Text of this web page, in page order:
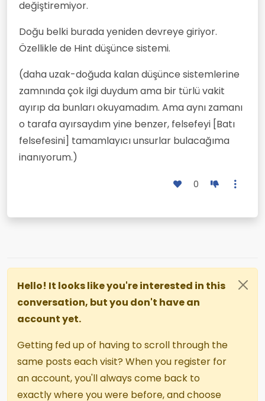
değiştiremiyor.
Doğu belki burada yeniden devreye giriyor.
Özellikle de Hint düşünce sistemi.
(daha uzak-doğuda kalan düşünce sistemlerine
zamnında çok ilgi duydum ama bir türlü vakit
ayırıp da bunları okuyamadım. Ama aynı zamanı
o tarafa ayırsaydım yine benzer, felsefeyi [Batı
felsefesini] tamamlayıcı unsurlar bulacağıma
inanıyorum.)
0
Hello! It looks like you're interested in this
conversation, but you don't have an
account yet.
Getting fed up of having to scroll through the
same posts each visit? When you register for
an account, you'll always come back to
exactly where you were before, and choose